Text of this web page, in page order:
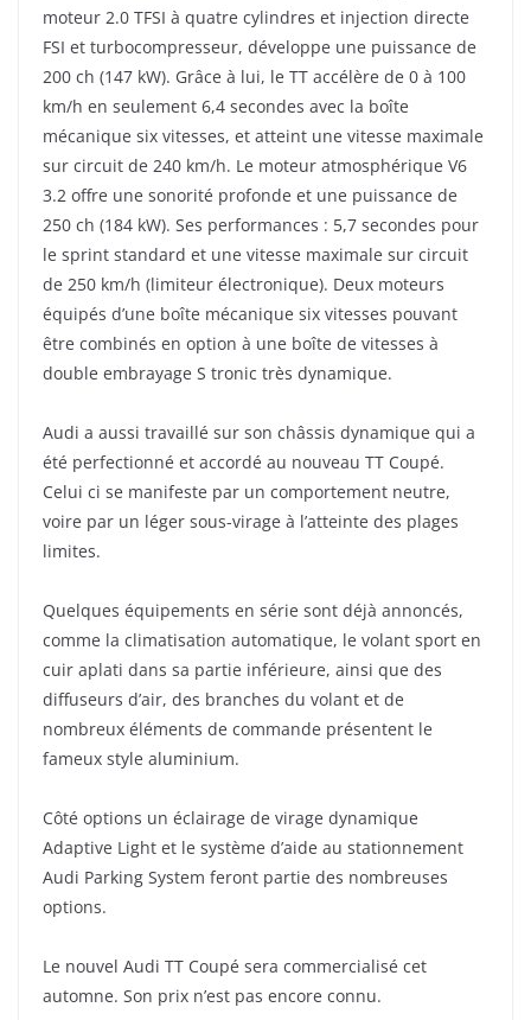
moteur 2.0 TFSI à quatre cylindres et injection directe
FSI et turbocompresseur, développe une puissance de
200 ch (147 kW). Grâce à lui, le TT accélère de 0 à 100
km/h en seulement 6,4 secondes avec la boîte
mécanique six vitesses, et atteint une vitesse maximale
sur circuit de 240 km/h. Le moteur atmosphérique V6
3.2 offre une sonorité profonde et une puissance de
250 ch (184 kW). Ses performances : 5,7 secondes pour
le sprint standard et une vitesse maximale sur circuit
de 250 km/h (limiteur électronique). Deux moteurs
équipés d’une boîte mécanique six vitesses pouvant
être combinés en option à une boîte de vitesses à
double embrayage S tronic très dynamique.
Audi a aussi travaillé sur son châssis dynamique qui a
été perfectionné et accordé au nouveau TT Coupé.
Celui ci se manifeste par un comportement neutre,
voire par un léger sous-virage à l’atteinte des plages
limites.
Quelques équipements en série sont déjà annoncés,
comme la climatisation automatique, le volant sport en
cuir aplati dans sa partie inférieure, ainsi que des
diffuseurs d’air, des branches du volant et de
nombreux éléments de commande présentent le
fameux style aluminium.
Côté options un éclairage de virage dynamique
Adaptive Light et le système d’aide au stationnement
Audi Parking System feront partie des nombreuses
options.
Le nouvel Audi TT Coupé sera commercialisé cet
automne. Son prix n’est pas encore connu.